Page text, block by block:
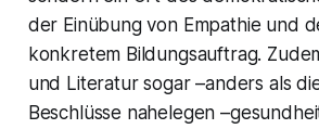
der Einübung von Empathie und
konkretem Bildungsauftrag.
und Literatur sogar –anders als
Beschlüsse nahelegen